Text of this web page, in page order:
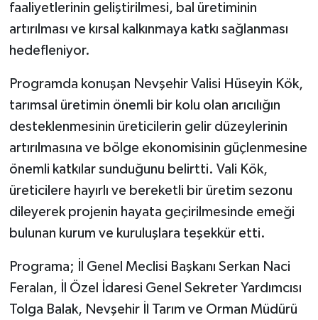
faaliyetlerinin geliştirilmesi, bal üretiminin
artırılması ve kırsal kalkınmaya katkı sağlanması
hedefleniyor.
Programda konuşan Nevşehir Valisi Hüseyin Kök,
tarımsal üretimin önemli bir kolu olan arıcılığın
desteklenmesinin üreticilerin gelir düzeylerinin
artırılmasına ve bölge ekonomisinin güçlenmesine
önemli katkılar sunduğunu belirtti. Vali Kök,
üreticilere hayırlı ve bereketli bir üretim sezonu
dileyerek projenin hayata geçirilmesinde emeği
bulunan kurum ve kuruluşlara teşekkür etti.
Programa; İl Genel Meclisi Başkanı Serkan Naci
Feralan, İl Özel İdaresi Genel Sekreter Yardımcısı
Tolga Balak, Nevşehir İl Tarım ve Orman Müdürü